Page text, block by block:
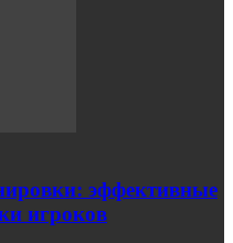
эффективные
игроков